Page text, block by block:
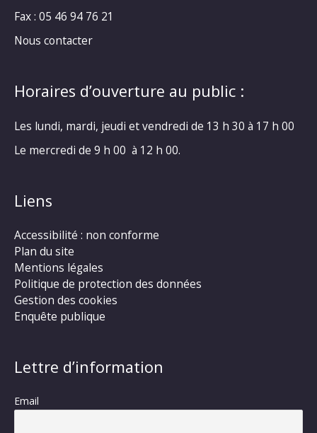
Fax : 05 46 94 76 21
Nous contacter
Horaires d’ouverture au public :
Les lundi, mardi, jeudi et vendredi de 13 h 30 à 17 h 00
Le mercredi de 9 h 00 à 12 h 00.
Liens
Accessibilité : non conforme
Plan du site
Mentions légales
Politique de protection des données
Gestion des cookies
Enquête publique
Lettre d’information
Email